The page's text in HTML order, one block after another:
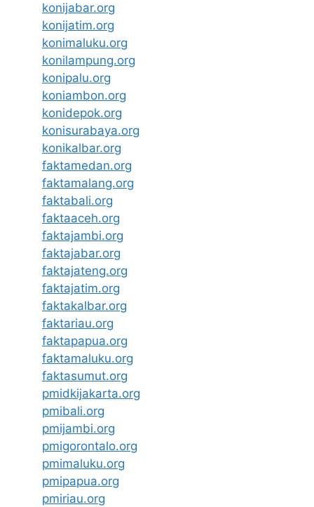
konijabar.org
konijatim.org
konimaluku.org
konilampung.org
konipalu.org
koniambon.org
konidepok.org
konisurabaya.org
konikalbar.org
faktamedan.org
faktamalang.org
faktabali.org
faktaaceh.org
faktajambi.org
faktajabar.org
faktajateng.org
faktajatim.org
faktakalbar.org
faktariau.org
faktapapua.org
faktamaluku.org
faktasumut.org
pmidkijakarta.org
pmibali.org
pmijambi.org
pmigorontalo.org
pmimaluku.org
pmipapua.org
pmiriau.org